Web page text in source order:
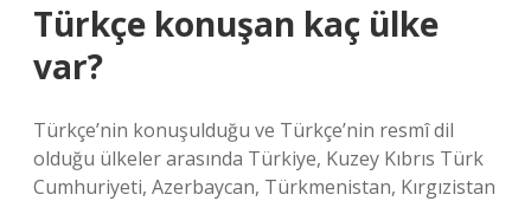
Türkçe konuşan kaç ülke
var?
Türkçe’nin konuşulduğu ve Türkçe’nin resmî dil
olduğu ülkeler arasında Türkiye, Kuzey Kıbrıs Türk
Cumhuriyeti, Azerbaycan, Türkmenistan, Kırgızistan